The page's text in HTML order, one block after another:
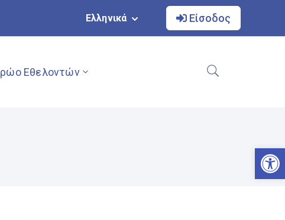
Ελληνικά Είσοδος
Εθελοντών